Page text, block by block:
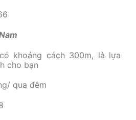
khoảng cách 300m, là lựa
cho bạn
qua đêm